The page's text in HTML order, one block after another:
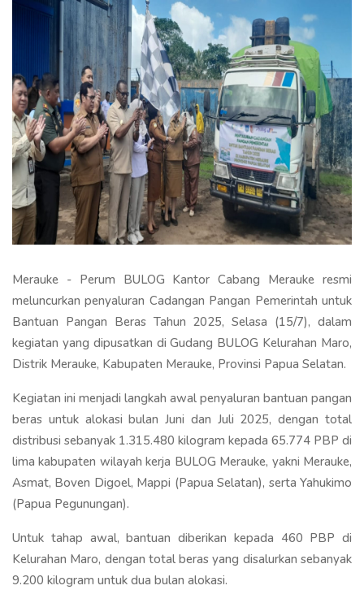
Merauke - Perum BULOG Kantor Cabang Merauke resmi
meluncurkan penyaluran Cadangan Pangan Pemerintah untuk
Bantuan Pangan Beras Tahun 2025, Selasa (15/7), dalam
kegiatan yang dipusatkan di Gudang BULOG Kelurahan Maro,
Distrik Merauke, Kabupaten Merauke, Provinsi Papua Selatan.
Kegiatan ini menjadi langkah awal penyaluran bantuan pangan
beras untuk alokasi bulan Juni dan Juli 2025, dengan total
distribusi sebanyak 1.315.480 kilogram kepada 65.774 PBP di
lima kabupaten wilayah kerja BULOG Merauke, yakni Merauke,
Asmat, Boven Digoel, Mappi (Papua Selatan), serta Yahukimo
(Papua Pegunungan).
Untuk tahap awal, bantuan diberikan kepada 460 PBP di
Kelurahan Maro, dengan total beras yang disalurkan sebanyak
9.200 kilogram untuk dua bulan alokasi.